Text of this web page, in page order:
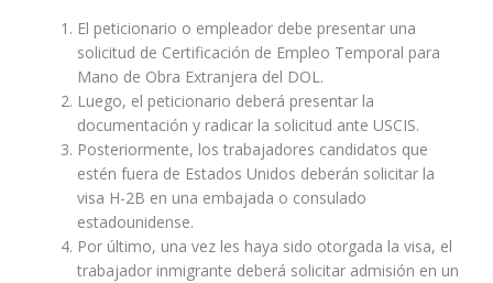
El peticionario o empleador debe presentar una
solicitud de Certificación de Empleo Temporal para
Mano de Obra Extranjera del DOL.
Luego, el peticionario deberá presentar la
documentación y radicar la solicitud ante USCIS.
Posteriormente, los trabajadores candidatos que
estén fuera de Estados Unidos deberán solicitar la
visa H-2B en una embajada o consulado
estadounidense.
Por último, una vez les haya sido otorgada la visa, el
trabajador inmigrante deberá solicitar admisión en un